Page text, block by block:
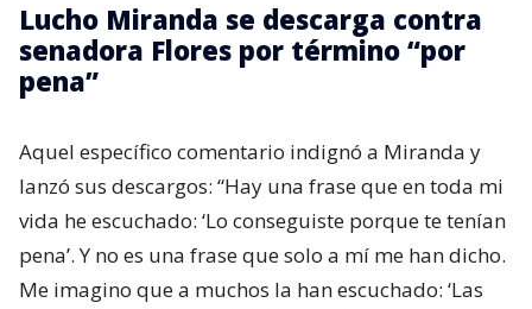
Lucho Miranda se descarga contra
senadora Flores por término “por
pena”
Aquel específico comentario indignó a Miranda y
lanzó sus descargos: “Hay una frase que en toda mi
vida he escuchado: ‘Lo conseguiste porque te tenían
pena’. Y no es una frase que solo a mí me han dicho.
Me imagino que a muchos la han escuchado: ‘Las